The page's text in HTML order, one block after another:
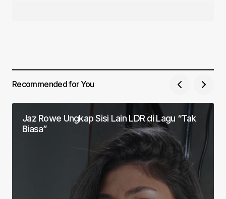
Recommended for You
Jaz Rowe Ungkap Sisi Lain LDR di Lagu “Tak
Biasa”